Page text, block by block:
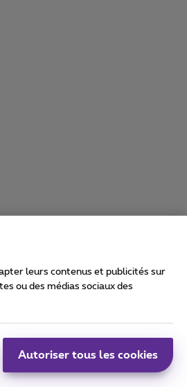
leurs contenus et publicités sur
ou des médias sociaux des
Autoriser tous les cookies